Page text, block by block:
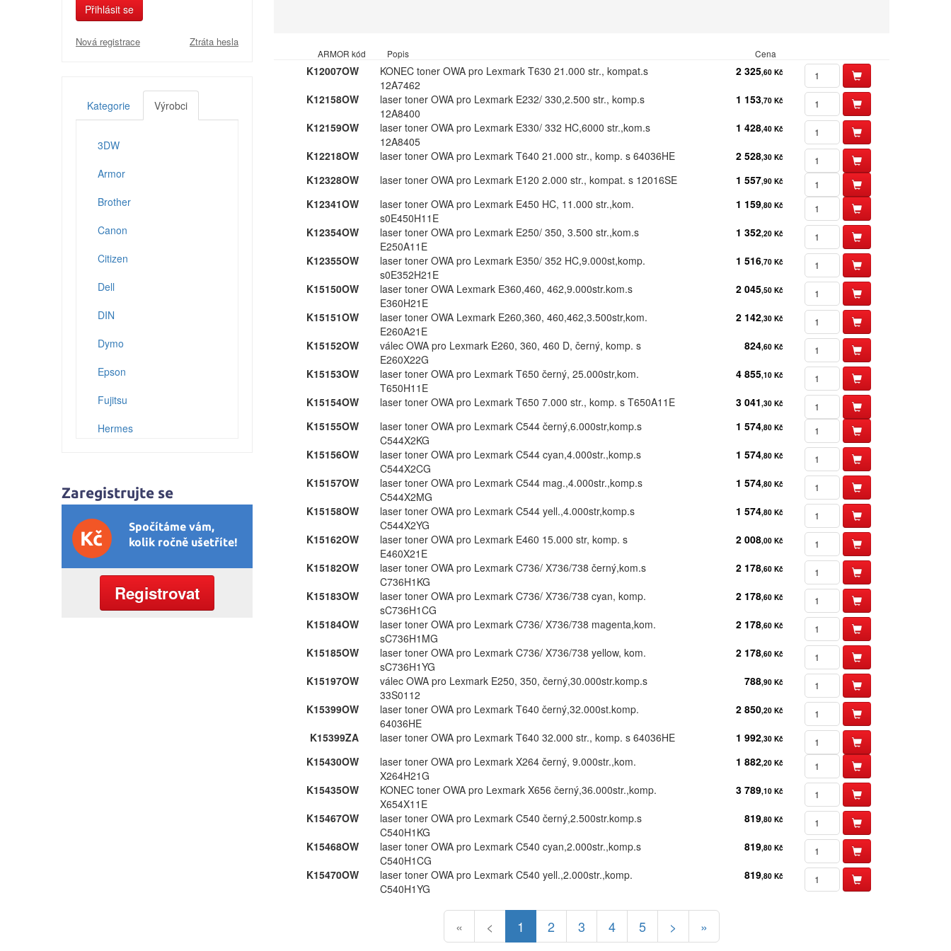
Přihlásit se
Nová registrace Ztráta hesla
Kategorie Výrobci
3DW
Armor
Brother
Canon
Citizen
Dell
DIN
Dymo
Epson
Fujitsu
Hermes
IBM
Konica-Minolta (Minolta)
Kyocera
Lexmark
Zaregistrujte se
Kč
Spočítáme vám,
kolik ročně ušetříte!
Registrovat
ARMOR kód Popis Cena
K12007OW
KONEC toner OWA pro Lexmark T630 21.​000 str.​,​ kompat.​s
12A7462
2 325,60 Kč
K12158OW
laser toner OWA pro Lexmark E232/​ 330,​2.​500 str.​,​ komp.​s
12A8400
1 153,70 Kč
K12159OW
laser toner OWA pro Lexmark E330/​ 332 HC,​6000 str.​,​kom.​s
12A8405
1 428,40 Kč
K12218OW laser toner OWA pro Lexmark T640 21.​000 str.​,​ komp.​ s 64036HE 2 528,30 Kč
K12328OW laser toner OWA pro Lexmark E120 2.​000 str.​,​ kompat.​ s 12016SE 1 557,90 Kč
K12341OW
laser toner OWA pro Lexmark E450 HC,​ 11.​000 str.​,​kom.​
s0E450H11E
1 159,80 Kč
K12354OW
laser toner OWA pro Lexmark E250/​ 350,​ 3.​500 str.​,​kom.​s
E250A11E
1 352,20 Kč
K12355OW
laser toner OWA pro Lexmark E350/​ 352 HC,​9.​000st,​komp.​
s0E352H21E
1 516,70 Kč
K15150OW
laser toner OWA Lexmark E360,​460,​ 462,​9.​000str.​kom.​s
E360H21E
2 045,50 Kč
K15151OW
laser toner OWA Lexmark E260,​360,​ 460,​462,​3.​500str,​kom.​
E260A21E
2 142,30 Kč
K15152OW
válec OWA pro Lexmark E260,​ 360,​ 460 D,​ černý,​ komp.​ s
E260X22G
824,60 Kč
K15153OW
laser toner OWA pro Lexmark T650 černý,​ 25.​000str,​kom.​
T650H11E
4 855,10 Kč
K15154OW laser toner OWA pro Lexmark T650 7.​000 str.​,​ komp.​ s T650A11E 3 041,30 Kč
K15155OW
laser toner OWA pro Lexmark C544 černý,​6.​000str,​komp.​s
C544X2KG
1 574,80 Kč
K15156OW
laser toner OWA pro Lexmark C544 cyan,​4.​000str.​,​komp.​s
C544X2CG
1 574,80 Kč
K15157OW
laser toner OWA pro Lexmark C544 mag.​,​4.​000str.​,​komp.​s
C544X2MG
1 574,80 Kč
K15158OW
laser toner OWA pro Lexmark C544 yell.​,​4.​000str,​komp.​s
C544X2YG
1 574,80 Kč
K15162OW
laser toner OWA pro Lexmark E460 15.​000 str,​ komp.​ s
E460X21E
2 008,00 Kč
K15182OW
laser toner OWA pro Lexmark C736/​ X736/​738 černý,​kom.​s
C736H1KG
2 178,60 Kč
K15183OW
laser toner OWA pro Lexmark C736/​ X736/​738 cyan,​ komp.​
sC736H1CG
2 178,60 Kč
K15184OW
laser toner OWA pro Lexmark C736/​ X736/​738 magenta,​kom.​
sC736H1MG
2 178,60 Kč
K15185OW
laser toner OWA pro Lexmark C736/​ X736/​738 yellow,​ kom.​
sC736H1YG
2 178,60 Kč
K15197OW
válec OWA pro Lexmark E250,​ 350,​ černý,​30.​000str.​komp.​s
33S0112
788,90 Kč
K15399OW
laser toner OWA pro Lexmark T640 černý,​32.​000st.​komp.​
64036HE
2 850,20 Kč
K15399ZA laser toner OWA pro Lexmark T640 32.​000 str.​,​ komp.​ s 64036HE 1 992,30 Kč
K15430OW
laser toner OWA pro Lexmark X264 černý,​ 9.​000str.​,​kom.​
X264H21G
1 882,20 Kč
K15435OW
KONEC toner OWA pro Lexmark X656 černý,​36.​000str.​,​komp.​
X654X11E
3 789,10 Kč
K15467OW
laser toner OWA pro Lexmark C540 černý,​2.​500str.​komp.​s
C540H1KG
819,80 Kč
K15468OW
laser toner OWA pro Lexmark C540 cyan,​2.​000str.​,​komp.​s
C540H1CG
819,80 Kč
K15470OW
laser toner OWA pro Lexmark C540 yell.​,​2.​000str.​,​komp.​
C540H1YG
819,80 Kč
« < 1 2 3 4 5 > »